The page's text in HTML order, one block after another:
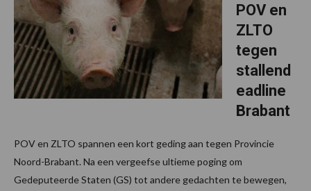
POV en
ZLTO
tegen
stallend
eadline
Brabant
POV en ZLTO spannen een kort geding aan tegen Provincie
Noord-Brabant. Na een vergeefse ultieme poging om
Gedeputeerde Staten (GS) tot andere gedachten te bewegen,